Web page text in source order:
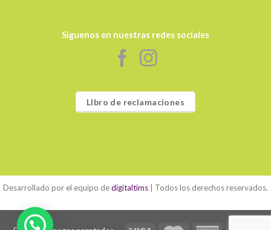
Siguenos en nuestras redes sociales
LIbro de reclamaciones
Desarrollado por el equipo dedigitaltims | Todos los derechos reservados.